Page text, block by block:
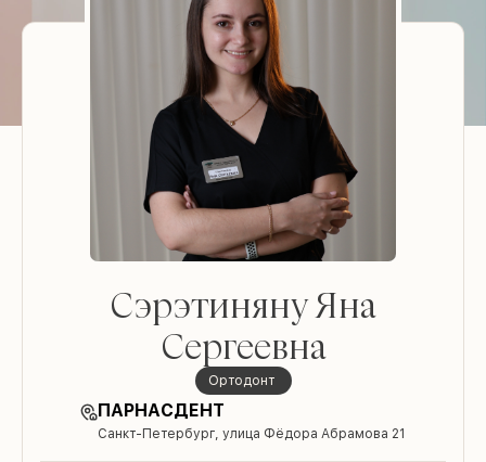
Сэрэтиняну Яна
Сергеевна
Ортодонт
ПАРНАСДЕНТ
Санкт-Петербург, улица Фёдора Абрамова 21